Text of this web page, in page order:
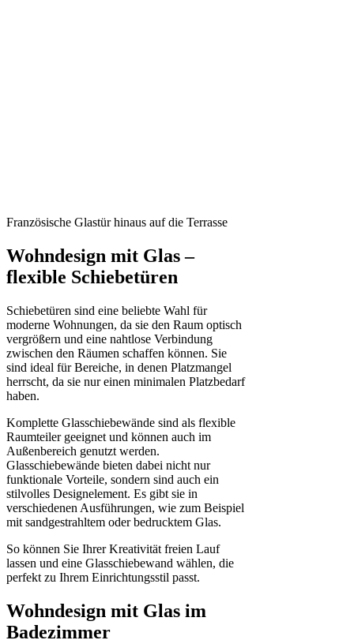
Französische Glastür hinaus auf die Terrasse
Wohndesign mit Glas –
flexible Schiebetüren
Schiebetüren sind eine beliebte Wahl für
moderne Wohnungen, da sie den Raum optisch
vergrößern und eine nahtlose Verbindung
zwischen den Räumen schaffen können. Sie
sind ideal für Bereiche, in denen Platzmangel
herrscht, da sie nur einen minimalen Platzbedarf
haben.
Komplette Glasschiebewände sind als flexible
Raumteiler geeignet und können auch im
Außenbereich genutzt werden.
Glasschiebewände bieten dabei nicht nur
funktionale Vorteile, sondern sind auch ein
stilvolles Designelement. Es gibt sie in
verschiedenen Ausführungen, wie zum Beispiel
mit sandgestrahltem oder bedrucktem Glas.
So können Sie Ihrer Kreativität freien Lauf
lassen und eine Glasschiebewand wählen, die
perfekt zu Ihrem Einrichtungsstil passt.
Wohndesign mit Glas im
Badezimmer